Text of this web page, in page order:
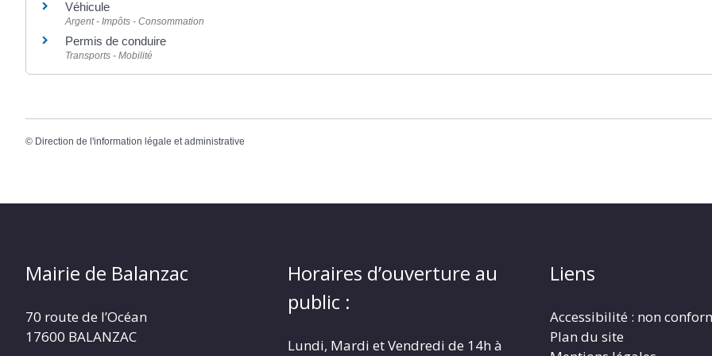
Véhicule
Argent - Impôts - Consommation
Permis de conduire
Transports - Mobilité
© Direction de l'information légale et administrative
Mairie de Balanzac
70 route de l’Océan
17600 BALANZAC
Horaires d’ouverture au
public :
Lundi, Mardi et Vendredi de 14h à
Liens
Accessibilité : non
Plan du site